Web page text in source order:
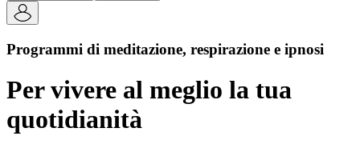
Programmi di meditazione, respirazione e ipnosi
Per vivere al meglio la tua
quotidianità